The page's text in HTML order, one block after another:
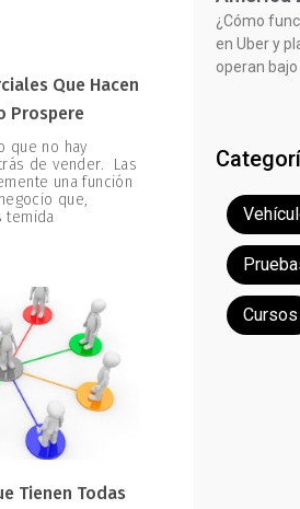
Que Hacen
Prospere
que no hay
de vender. Las
una función
que,
temida
Tienen Todas
¿Cómo
en Uber y
operan
Cursos